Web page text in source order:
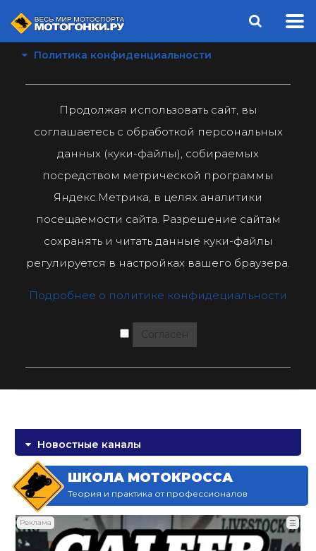
Политика конфиденциальности
Продолжая использовать сайт, вы
соглашаетесь с обработкой персональных
данных (куки-файлы), собираемых
посредством метрической программы
Яндекс.Метрика, в целях аналитики
посещаемости сайта. Разрешение сайтам
сохранять и читать данные куки-файлы
регулируется в настройках вашего браузера.
Подробнее о политике конфидециальности
Согласен
Новостные каналы
ШКОЛА МОТОКРОССА
Теория и практика от профессионалов
Реклама ☰